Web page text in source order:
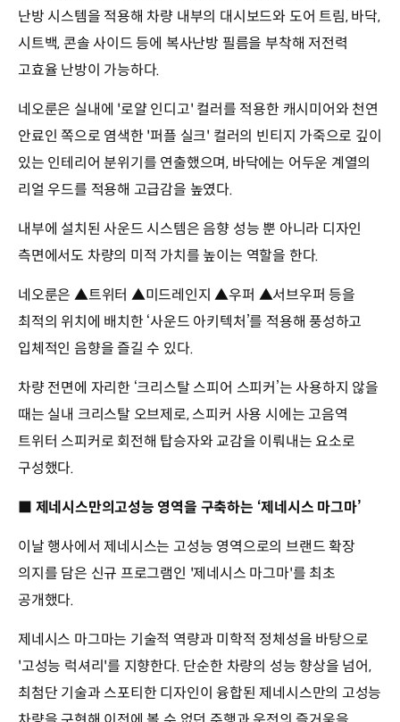
난방 시스템을 적용해 차량 내부의 대시보드와 도어 트림, 바닥,
시트백, 콘솔 사이드 등에 복사난방 필름을 부착해 저전력
고효율 난방이 가능하다.
네오룬은 실내에 '로얄 인디고' 컬러를 적용한 캐시미어와 천연
안료인 쪽으로 염색한 '퍼플 실크' 컬러의 빈티지 가죽으로 깊이
있는 인테리어 분위기를 연출했으며, 바닥에는 어두운 계열의
리얼 우드를 적용해 고급감을 높였다.
내부에 설치된 사운드 시스템은 음향 성능 뿐 아니라 디자인
측면에서도 차량의 미적 가치를 높이는 역할을 한다.
네오룬은 ▲트위터 ▲미드레인지 ▲우퍼 ▲서브우퍼 등을
최적의 위치에 배치한 ‘사운드 아키텍처’를 적용해 풍성하고
입체적인 음향을 즐길 수 있다.
차량 전면에 자리한 ‘크리스탈 스피어 스피커’는 사용하지 않을
때는 실내 크리스탈 오브제로, 스피커 사용 시에는 고음역
트위터 스피커로 회전해 탑승자와 교감을 이뤄내는 요소로
구성했다.
■ 제네시스만의고성능 영역을 구축하는 ‘제네시스 마그마’
이날 행사에서 제네시스는 고성능 영역으로의 브랜드 확장
의지를 담은 신규 프로그램인 '제네시스 마그마'를 최초
공개했다.
제네시스 마그마는 기술적 역량과 미학적 정체성을 바탕으로
'고성능 럭셔리'를 지향한다. 단순한 차량의 성능 향상을 넘어,
최첨단 기술과 스포티한 디자인이 융합된 제네시스만의 고성능